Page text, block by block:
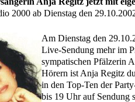
2000 ab Dienstag den
Am Dienstag den
Live-Sendung mehr im
sympatischen Pfälzerin
Hörern ist Anja Regitz
in den Top-Ten der
bis 19 Uhr auf Sendung